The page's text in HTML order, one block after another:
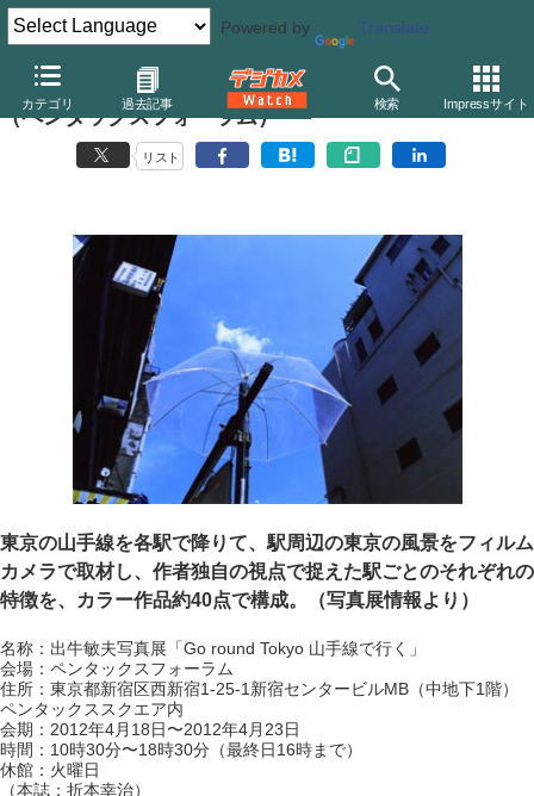
Powered by Translate
カテゴリ 過去記事 検索 Impressサイト
出牛敏夫写真展「Go round Tokyo 山手線で行く」
（ペンタックスフォーラム）
リスト
東京の山手線を各駅で降りて、駅周辺の東京の風景をフィルム
カメラで取材し、作者独自の視点で捉えた駅ごとのそれぞれの
特徴を、カラー作品約40点で構成。（写真展情報より）
名称：出牛敏夫写真展「Go round Tokyo 山手線で行く」
会場：ペンタックスフォーラム
住所：東京都新宿区西新宿1-25-1新宿センタービルMB（中地下1階）
ペンタックススクエア内
会期：2012年4月18日〜2012年4月23日
時間：10時30分〜18時30分（最終日16時まで）
休館：火曜日
（本誌：折本幸治）